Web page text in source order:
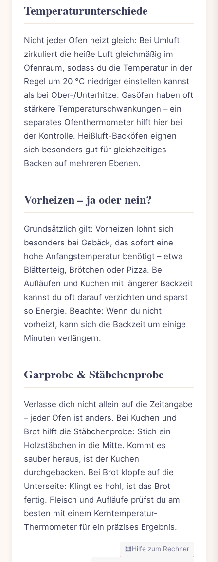
Temperaturunterschiede
Nicht jeder Ofen heizt gleich: Bei Umluft
zirkuliert die heiße Luft gleichmäßig im
Ofenraum, sodass du die Temperatur in der
Regel um 20 °C niedriger einstellen kannst
als bei Ober-/Unterhitze. Gasöfen haben oft
stärkere Temperaturschwankungen – ein
separates Ofenthermometer hilft hier bei
der Kontrolle. Heißluft-Backöfen eignen
sich besonders gut für gleichzeitiges
Backen auf mehreren Ebenen.
Vorheizen – ja oder nein?
Grundsätzlich gilt: Vorheizen lohnt sich
besonders bei Gebäck, das sofort eine
hohe Anfangstemperatur benötigt – etwa
Blätterteig, Brötchen oder Pizza. Bei
Aufläufen und Kuchen mit längerer Backzeit
kannst du oft darauf verzichten und sparst
so Energie. Beachte: Wenn du nicht
vorheizt, kann sich die Backzeit um einige
Minuten verlängern.
Garprobe & Stäbchenprobe
Verlasse dich nicht allein auf die Zeitangabe
– jeder Ofen ist anders. Bei Kuchen und
Brot hilft die Stäbchenprobe: Stich ein
Holzstäbchen in die Mitte. Kommt es
sauber heraus, ist der Kuchen
durchgebacken. Bei Brot klopfe auf die
Unterseite: Klingt es hohl, ist das Brot
fertig. Fleisch und Aufläufe prüfst du am
besten mit einem Kerntemperatur-
Thermometer für ein präzises Ergebnis.
🧮Hilfe zum Rechner